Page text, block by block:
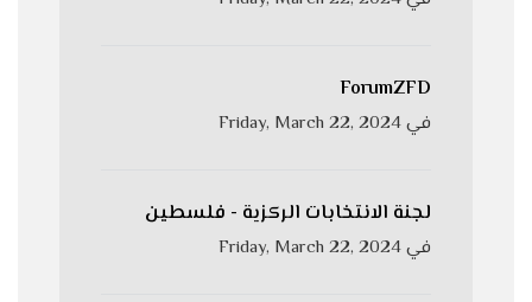
ForumZFD
فيFriday, March 22, 2024
لجنة الانتخابات الركزية - فلسطين
فيFriday, March 22, 2024